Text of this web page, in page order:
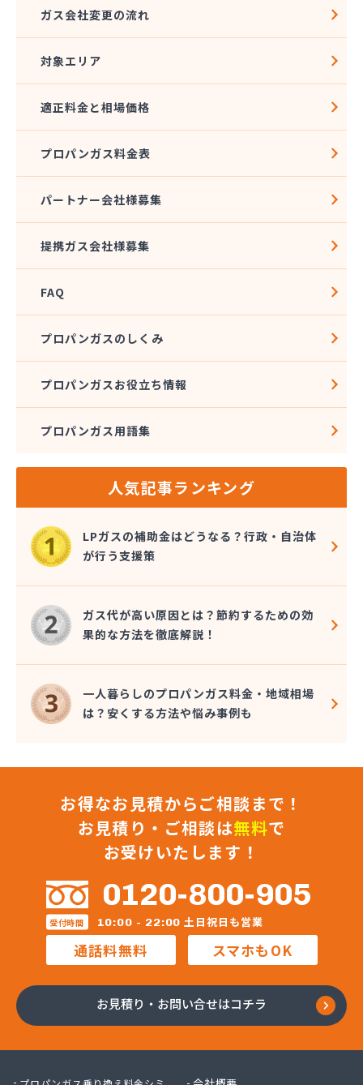
岡田商店
加藤商店
加藤商店
加藤燃設
加納商店
栢森
関西プロパン瓦斯 名張営業所
丸一商店
岩谷産業エネルギー 三重支店
岩田水車
亀山瓦斯
菊屋
菊屋ガス
吉岡燃料店
吉村プロパン
県商会
古川ヴェスタ商会
黒潮 エネルギー事業部
腰山商店
坂下商店
坂口プロパン商店
三重コープ産業 久居営業所
三重コープ産業 多度営業所
三重プロパン
三重ライフエナジー
三重石商事
三重石商事 伊勢営業所
三重石商事 桑名営業所
三重石商事 鈴鹿営業所
三重村屋
三重中央農業協同組合
三重中央農業協同組合 美杉支店
三重品川産業
三太屋商店
ガス会社変更の流れ
対象エリア
適正料金と相場価格
プロパンガス料金表
パートナー会社様募集
提携ガス会社様募集
FAQ
プロパンガスのしくみ
プロパンガスお役立ち情報
プロパンガス用語集
人気記事ランキング
LPガスの補助金はどうなる？行政・自治体
が行う支援策
ガス代が高い原因とは？節約するための効
果的な方法を徹底解説！
一人暮らしのプロパンガス料金・地域相場
は？安くする方法や悩み事例も
お得なお見積からご相談まで！
お見積り・ご相談は無料で
お受けいたします！
0120-800-905
受付時間 10:00 - 22:00 土日祝日も営業
通話料無料 スマホもOK
お見積り・お問い合せはコチラ